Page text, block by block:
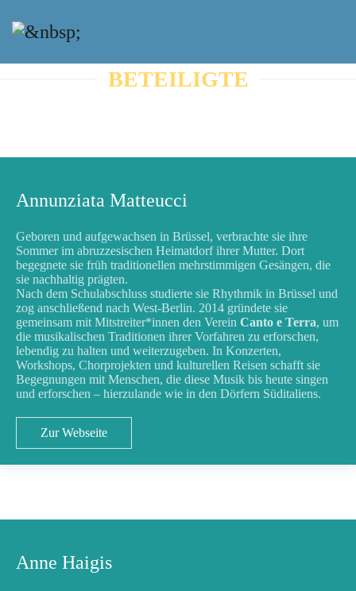
BETEILIGTE
Annunziata Matteucci
Geboren und aufgewachsen in Brüssel, verbrachte sie ihre
Sommer im abruzzesischen Heimatdorf ihrer Mutter. Dort
begegnete sie früh traditionellen mehrstimmigen Gesängen, die
sie nachhaltig prägten.
Nach dem Schulabschluss studierte sie Rhythmik in Brüssel und
zog anschließend nach West-Berlin. 2014 gründete sie
gemeinsam mit Mitstreiter*innen den Verein Canto e Terra, um
die musikalischen Traditionen ihrer Vorfahren zu erforschen,
lebendig zu halten und weiterzugeben. In Konzerten,
Workshops, Chorprojekten und kulturellen Reisen schafft sie
Begegnungen mit Menschen, die diese Musik bis heute singen
und erforschen – hierzulande wie in den Dörfern Süditaliens.
Zur Webseite
Anne Haigis